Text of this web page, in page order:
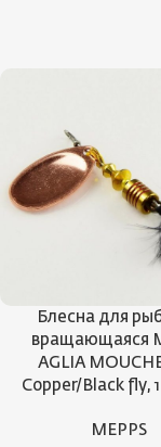
Блесна для
вращающаяся
AGLIA
Copper/Black fly,
MEPPS